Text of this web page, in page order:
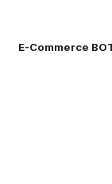
E-Commerce